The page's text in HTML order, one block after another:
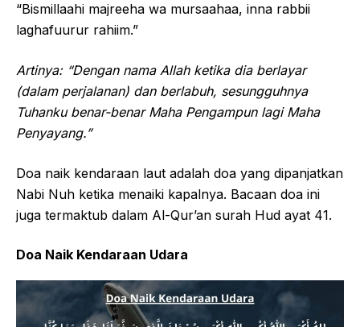
“Bismillaahi majreeha wa mursaahaa, inna rabbii
laghafuurur rahiim.”
Artinya: “Dengan nama Allah ketika dia berlayar
(dalam perjalanan) dan berlabuh, sesungguhnya
Tuhanku benar-benar Maha Pengampun lagi Maha
Penyayang.”
Doa naik kendaraan laut adalah doa yang dipanjatkan
Nabi Nuh ketika menaiki kapalnya. Bacaan doa ini
juga termaktub dalam Al-Qur’an surah Hud ayat 41.
Doa Naik Kendaraan Udara